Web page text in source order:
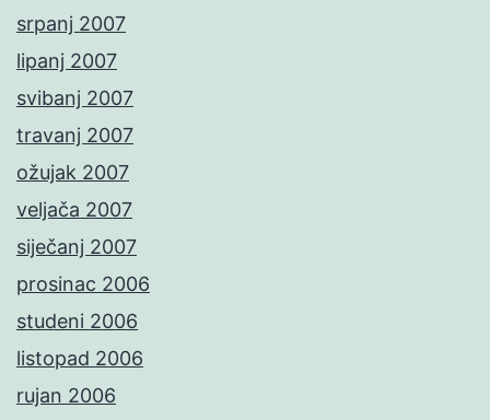
srpanj 2007
lipanj 2007
svibanj 2007
travanj 2007
ožujak 2007
veljača 2007
siječanj 2007
prosinac 2006
studeni 2006
listopad 2006
rujan 2006